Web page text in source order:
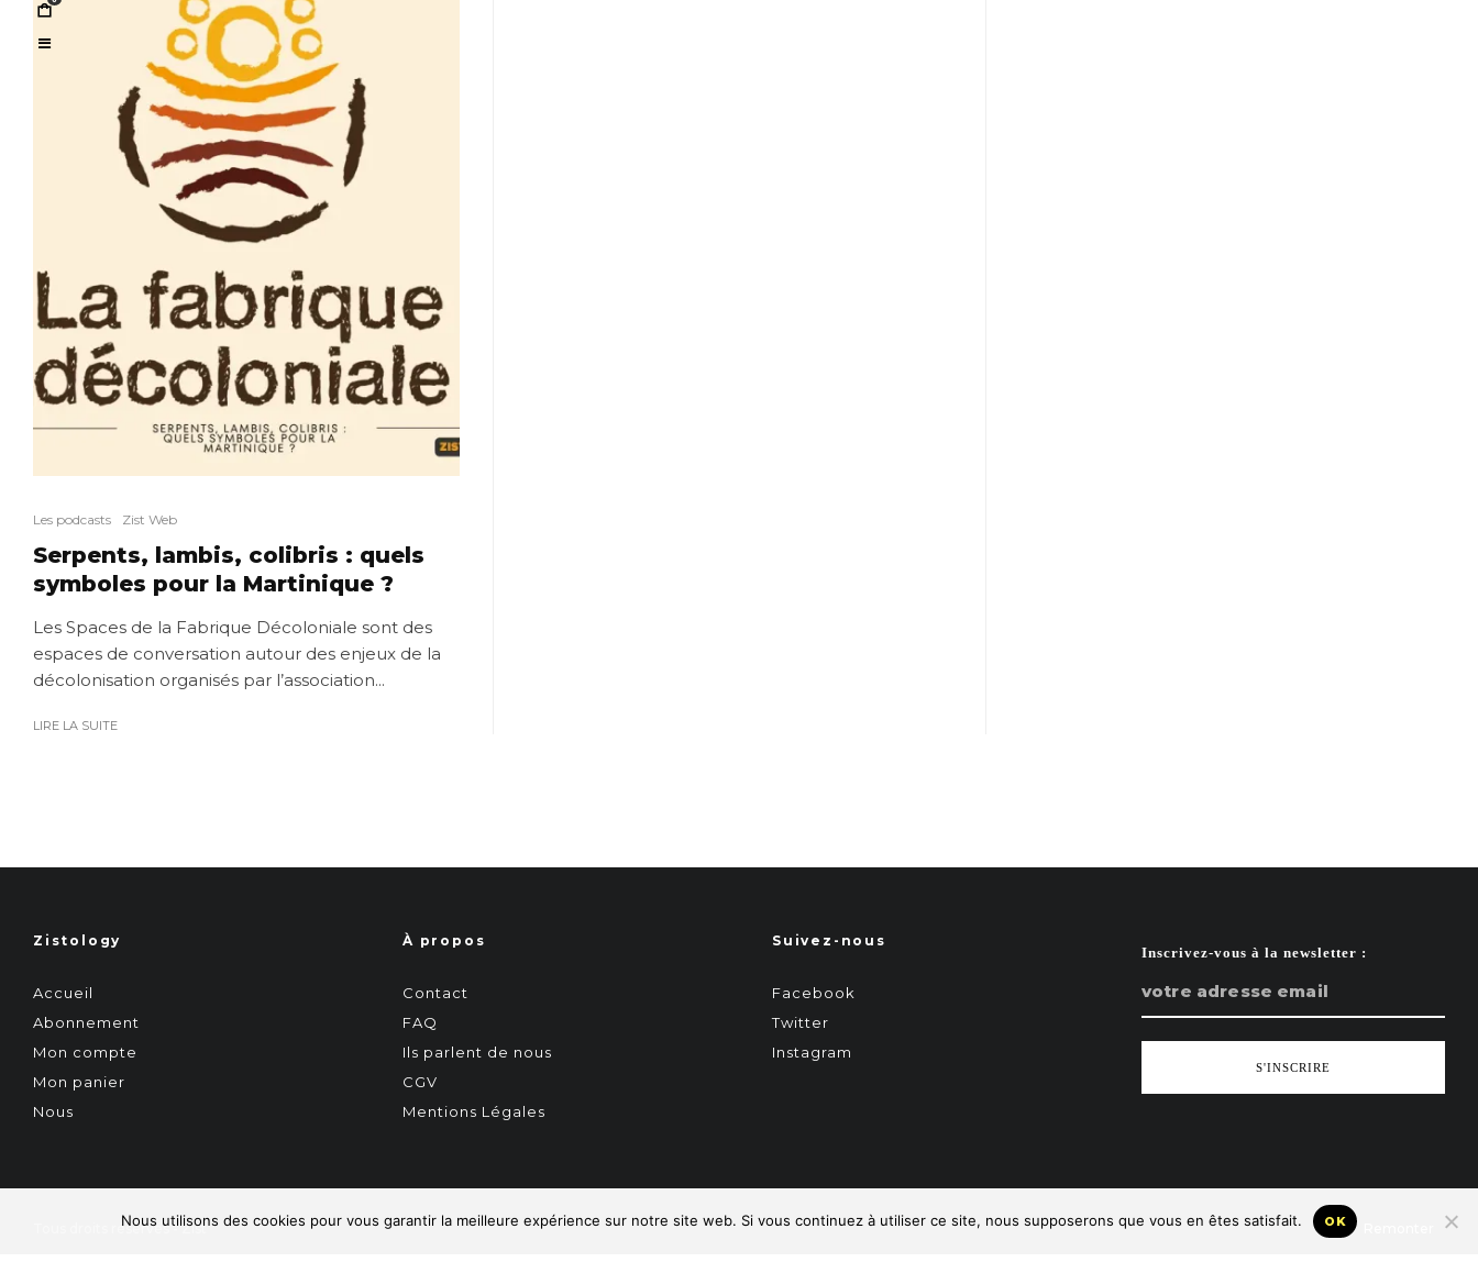
Les podcasts Zist Web
Serpents, lambis, colibris : quels
symboles pour la Martinique ?
Les Spaces de la Fabrique Décoloniale sont des
espaces de conversation autour des enjeux de la
décolonisation organisés par l’association...
LIRE LA SUITE
Zistology
Accueil
Abonnement
Mon compte
Mon panier
Nous
À propos
Contact
FAQ
Ils parlent de nous
CGV
Mentions Légales
Suivez-nous
Facebook
Twitter
Instagram
Inscrivez-vous à la newsletter :
Tous droits réservés - ZistNous utilisons des cookies pour vous garantir la meilleure expérience sur notre site web. Si vous continuez à utiliser ce site, nous supposerons que vous en êtes satisfait. OK